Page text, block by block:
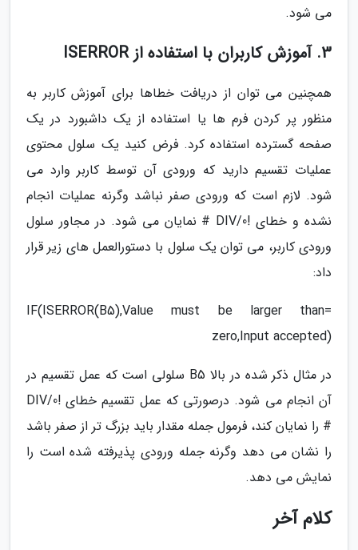
می شود.
3. آموزش کاربران با استفاده از ISERROR
همچنین می توان از دریافت خطاها برای آموزش کاربر به
منظور پر کردن فرم ها یا استفاده از یک داشبورد در یک
صفحه گسترده استفاده کرد. فرض کنید یک سلول محتوی
عملیات تقسیم دارید که ورودی آن توسط کاربر وارد می
شود. لازم است که ورودی صفر نباشد وگرنه عملیات انجام
نشده و خطای !DIV/0 # نمایان می شود. در مجاور سلول
ورودی کاربر، می توان یک سلول با دستورالعمل های زیر قرار
داد:
=IF(ISERROR(B5),Value must be larger than
zero,Input accepted)
در مثال ذکر شده در بالا B5 سلولی است که عمل تقسیم در
آن انجام می شود. درصورتی که عمل تقسیم خطای !DIV/0
# را نمایان کند، فرمول جمله مقدار باید بزرگ تر از صفر باشد
را نشان می دهد وگرنه جمله ورودی پذیرفته شده است را
نمایش می دهد.
کلام آخر